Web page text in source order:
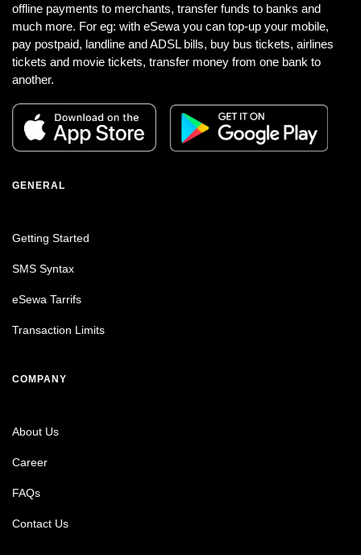
offline payments to merchants, transfer funds to banks and
much more. For eg: with eSewa you can top-up your mobile,
pay postpaid, landline and ADSL bills, buy bus tickets, airlines
tickets and movie tickets, transfer money from one bank to
another.
GENERAL
Getting Started
SMS Syntax
eSewa Tarrifs
Transaction Limits
COMPANY
About Us
Career
FAQs
Contact Us